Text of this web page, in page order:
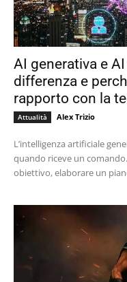
AI generativa e
differenza e
rapporto con la
Attualità Alex Trizio
L’intelligenza artificiale
quando riceve un
obiettivo, elaborare un